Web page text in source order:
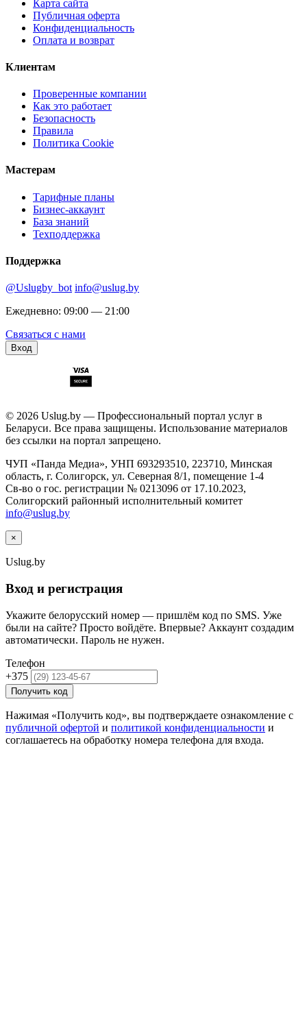
Карта сайта
Публичная оферта
Конфиденциальность
Оплата и возврат
Клиентам
Проверенные компании
Как это работает
Безопасность
Правила
Политика Cookie
Мастерам
Тарифные планы
Бизнес-аккаунт
База знаний
Техподдержка
Поддержка
@Uslugby_bot info@uslug.by
Ежедневно: 09:00 — 21:00
Связаться с нами
Вход
© 2026 Uslug.by — Профессиональный портал услуг в
Беларуси. Все права защищены. Использование материалов
без ссылки на портал запрещено.
ЧУП «Панда Медиа», УНП 693293510, 223710, Минская
область, г. Солигорск, ул. Северная 8/1, помещение 1-4
Св-во о гос. регистрации № 0213096 от 17.10.2023,
Солигорский районный исполнительный комитет
info@uslug.by
×
Uslug.by
Вход и регистрация
Укажите белорусский номер — пришлём код по SMS. Уже
были на сайте? Просто войдёте. Впервые? Аккаунт создадим
автоматически. Пароль не нужен.
Телефон
+375
Получить код
Нажимая «Получить код», вы подтверждаете ознакомление с
публичной офертой и политикой конфиденциальности и
соглашаетесь на обработку номера телефона для входа.